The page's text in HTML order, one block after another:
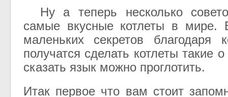
Ну а теперь несколько
самые вкусные котлеты в мире.
маленьких секретов благодаря
получатся сделать котлеты такие
сказать язык можно проглотить.
Итак первое что вам стоит